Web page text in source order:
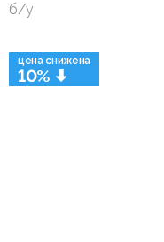
цена снижена
10%
б/у